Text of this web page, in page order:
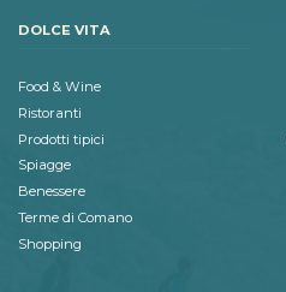
DOLCE VITA
Food & Wine
Ristoranti
Prodotti tipici
Spiagge
Benessere
Terme di Comano
Shopping